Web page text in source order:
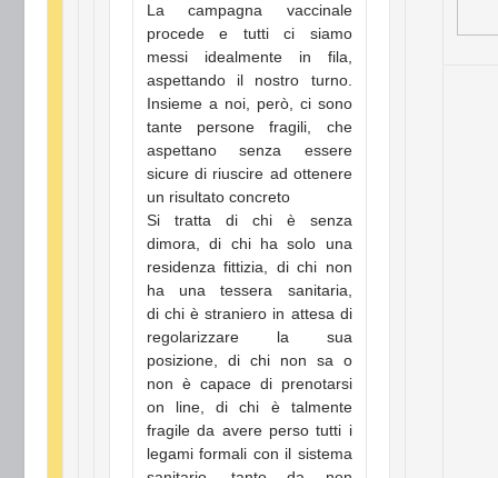
La campagna vaccinale
procede e tutti ci siamo
messi idealmente in fila,
aspettando il nostro turno.
Insieme a noi, però, ci sono
tante persone fragili, che
aspettano senza essere
sicure di riuscire ad ottenere
un risultato concreto
Si tratta di chi è senza
dimora, di chi ha solo una
residenza fittizia, di chi non
ha una tessera sanitaria,
di chi è straniero in attesa di
regolarizzare la sua
posizione, di chi non sa o
non è capace di prenotarsi
on line, di chi è talmente
fragile da avere perso tutti i
legami formali con il sistema